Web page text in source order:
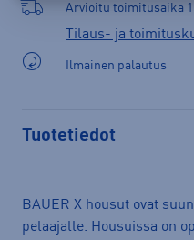
Arvioitu toimitusaika
Tilaus- ja
Ilmainen palautus
Tuotetiedot
BAUER X housut ovat
pelaajalle. Housuissa on